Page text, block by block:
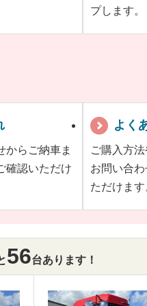
プします。
からご納車ま
確認いただけ
よく
ご購入方法
お問い合
ただけます
56台あります！